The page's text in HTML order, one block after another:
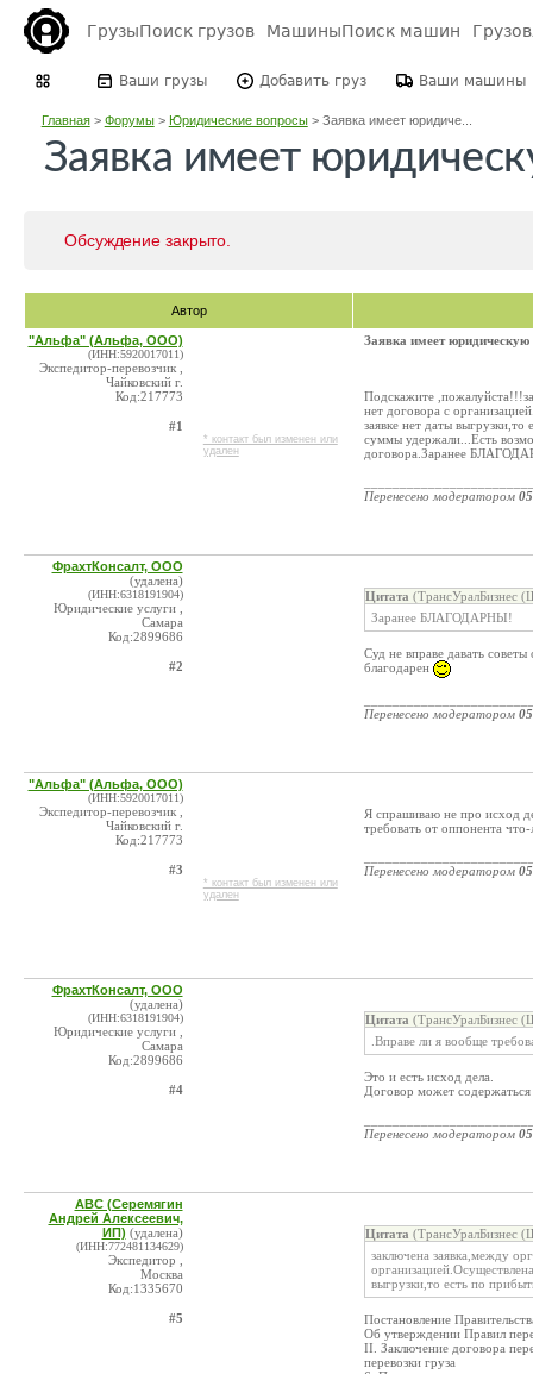
ГрузыПоиск грузов МашиныПоиск машин
Ваши грузы Добавить груз Ваши машины
Главная> Форумы> Юридические вопросы> Заявка имеет юридиче...
Заявка имеет
Обсуждение закрыто.
Автор
"Альфа" (Альфа, ООО)
(ИНН:5920017011)
Экспедитор-перевозчик ,
Чайковский г.
Код:217773
#1
* контакт был изменен или
удален
Заявка имеет юридическую
Подскажите
нет договора с
заявке нет даты
суммы удержали...Есть
договора.Заранее
Перенесено модератором
ФрахтКонсалт, ООО
(удалена)
(ИНН:6318191904)
Юридические услуги ,
Самара
Код:2899686
#2
Цитата (ТрансУралБизнес
Заранее БЛАГОДАРНЫ!
Суд не вправе давать
благодарен
Перенесено модератором
"Альфа" (Альфа, ООО)
(ИНН:5920017011)
Экспедитор-перевозчик ,
Чайковский г.
Код:217773
#3
* контакт был изменен или
удален
Я спрашиваю не про исход
требовать от оппонента
Перенесено модератором
ФрахтКонсалт, ООО
(удалена)
(ИНН:6318191904)
Юридические услуги ,
Самара
Код:2899686
#4
Цитата (ТрансУралБизнес
.Вправе ли я вообще
Это и есть исход дела.
Договор может содержаться
Перенесено модератором
ABC (Серемягин
Андрей Алексеевич,
ИП) (удалена)
(ИНН:772481134629)
Экспедитор ,
Москва
Код:1335670
#5
Цитата (ТрансУралБизнес
заключена заявка,между
выгрузки,то есть по
Постановление
Об утверждении Правил
II. Заключение договора
перевозки груза